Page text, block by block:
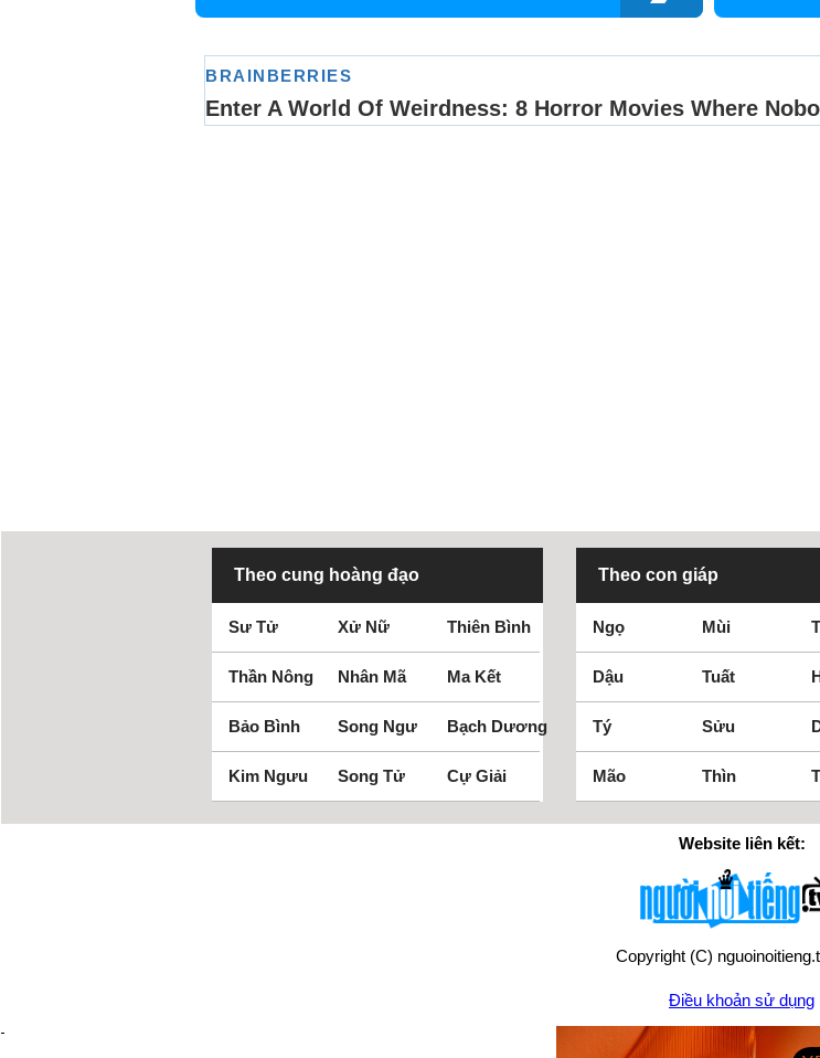
Theo cung hoàng đạo
Sư Tử Xử Nữ Thiên Bình
Thần Nông Nhân Mã Ma Kết
Bảo Bình Song Ngư Bạch Dương
Kim Ngưu Song Tử Cự Giải
Theo con giáp
Ngọ Mùi
Dậu Tuất
Tý Sửu
Mão Thìn
Website liên kết:
Copyright (C)
Điều khoản sử dụng